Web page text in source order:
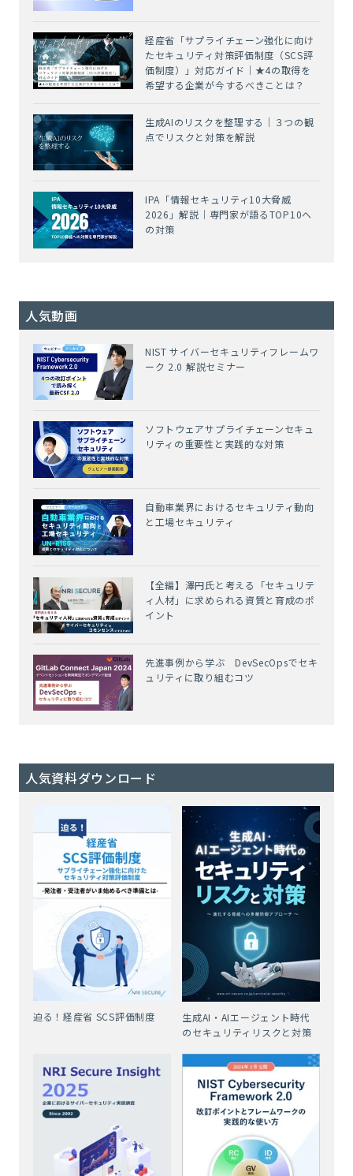
経産省「サプライチェーン強化に向け
たセキュリティ対策評価制度（SCS評
価制度）」対応ガイド｜★4の取得を
希望する企業が今するべきことは？
生成AIのリスクを整理する｜３つの観
点でリスクと対策を解説
IPA「情報セキュリティ10大脅威
2026」解説｜専門家が語るTOP10へ
の対策
人気動画
NIST サイバーセキュリティフレームワ
ーク 2.0 解説セミナー
ソフトウェアサプライチェーンセキュ
リティの重要性と実践的な対策
自動車業界におけるセキュリティ動向
と工場セキュリティ
【全編】澤円氏と考える「セキュリテ
ィ人材」に求められる資質と育成のポ
イント
先進事例から学ぶ DevSecOpsでセキ
ュリティに取り組むコツ
人気資料ダウンロード
迫る！経産省 SCS評価制度
生成AI・AIエージェント時代
のセキュリティリスクと対策